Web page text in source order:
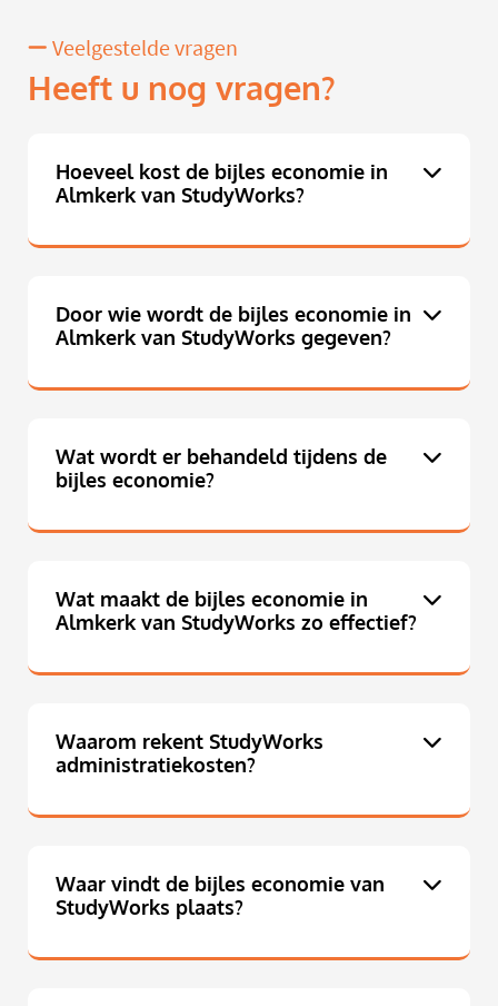
Veelgestelde vragen
Heeft u nog vragen?
Hoeveel kost de bijles economie in
Almkerk van StudyWorks?
Door wie wordt de bijles economie in
Almkerk van StudyWorks gegeven?
Wat wordt er behandeld tijdens de
bijles economie?
Wat maakt de bijles economie in
Almkerk van StudyWorks zo effectief?
Waarom rekent StudyWorks
administratiekosten?
Waar vindt de bijles economie van
StudyWorks plaats?